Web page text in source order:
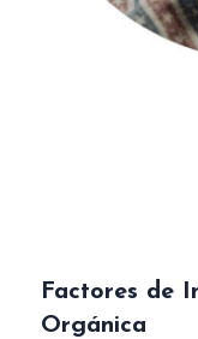
Factores de
Orgánica